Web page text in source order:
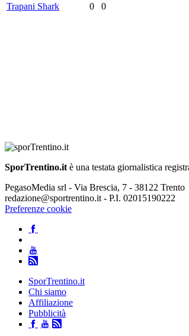
Trapani Shark
0 0
SporTrentino.it è una testata giornalistica
PegasoMedia srl - Via Brescia, 7 - 38122 Trento
redazione@sportrentino.it - P.I. 02015190222
Preferenze cookie
SporTrentino.it
Chi siamo
Affiliazione
Pubblicità